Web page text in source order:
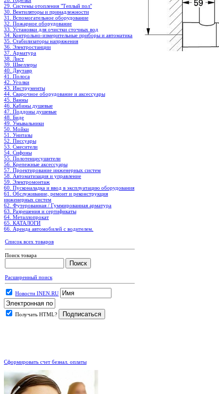
29. Системы отопления "Теплый пол"
30. Вентиляторы и принадлежности
31. Вспомогательное оборудование
32. Пожарное оборудование
33. Установки для очистки сточных вод
34. Контрольно-измерительные приборы и автоматика
35. Стабилизаторы напряжения
36. Электростанции
37. Арматура
38. Лист
39. Швеллеры
40. Двутавр
41. Полоса
42. Уголки
43. Инструменты
44. Сварочное оборудование и аксессуары
45. Ванны
46. Кабины душевые
47. Поддоны душевые
48. Биде
49. Умывальники
50. Мойки
51. Унитазы
52. Писсуары
53. Смесители
54. Сифоны
55. Полотенцесушители
56. Крепежные аксессуары
57. Проектирование инженерных систем
58. Автоматизация и управление
59. Электромонтаж
60. Пусконаладка и ввод в эксплуатацию оборудования
61. Обслуживание, ремонт и реконструкция
инженерных систем
62. Футерованная / Гуммированная арматура
63. Разрешения и сертификаты
64. Металлопрокат
65. КАТАЛОГИ
66. Аренда автомобилей с водителем.
Список всех товаров
Поиск товара
Расширенный поиск
Новости INEN.RU
Получать HTML?
Сформировать счет безнал. оплаты